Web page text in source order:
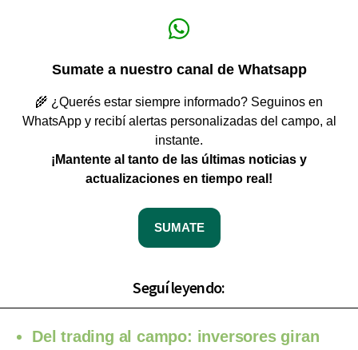
Sumate a nuestro canal de Whatsapp
🌾 ¿Querés estar siempre informado? Seguinos en
WhatsApp y recibí alertas personalizadas del campo, al
instante.
¡Mantente al tanto de las últimas noticias y
actualizaciones en tiempo real!
SUMATE
Seguí leyendo:
Del trading al campo: inversores giran